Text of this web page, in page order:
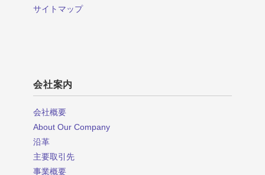
サイトマップ
会社案内
会社概要
About Our Company
沿革
主要取引先
事業概要